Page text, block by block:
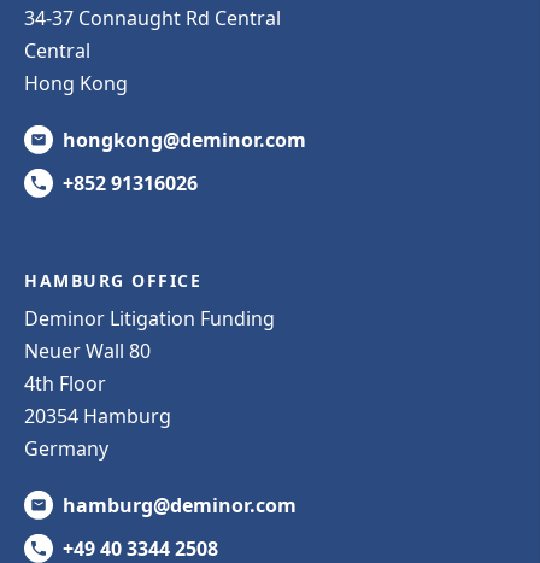
34-37 Connaught Rd Central
Central
Hong Kong
hongkong@deminor.com
+852 91316026
HAMBURG OFFICE
Deminor Litigation Funding
Neuer Wall 80
4th Floor
20354 Hamburg
Germany
hamburg@deminor.com
+49 40 3344 2508